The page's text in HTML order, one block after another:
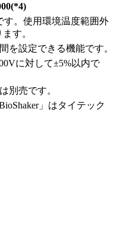
。使用環境温度範囲外
す。
を設定できる機能です。
に対して±5%以内で
別売です。
」はタイテック